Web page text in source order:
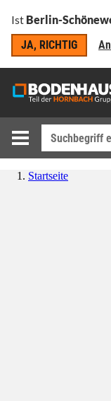
Ist Berlin-
JA, RICHTIG
Startseite